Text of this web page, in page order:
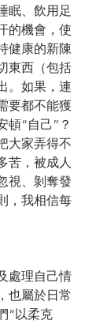
眠、飲用足
的機會，使
健康的新陳
東西（包括
。如果，連
要都不能獲
頓“自己”？
大家弄得不
苦，被成人
視、剝奪發
，我相信每
處理自己情
也屬於日常
“以柔克